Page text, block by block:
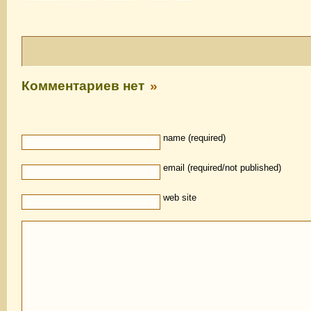
Комментариев нет »
name (required)
email (required/not published)
web site